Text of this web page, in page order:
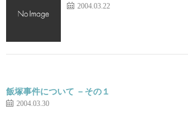
2004.03.22
飯塚事件について －その１
2004.03.30